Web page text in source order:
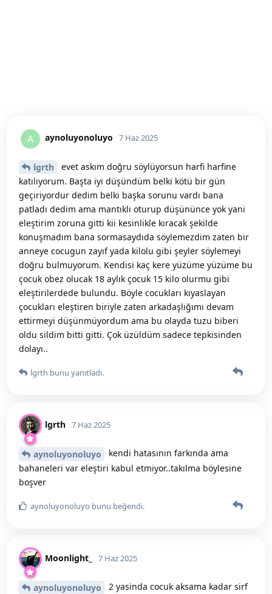
A aynoluyonoluyo 7 Haz 2025
lgrth
evet askım doğru söylüyorsun harfi harfine
katılıyorum. Başta iyi düşündüm belki kötü bir gün
geçiriyordur dedim belki başka sorunu vardı bana
patladı dedim ama mantıklı oturup düşününce yok yani
eleştirim zoruna gitti kii kesinlikle kıracak şekilde
konuşmadım bana sormasaydıda söylemezdim zaten bir
anneye cocugun zayıf yada kilolu gibi şeyler söylemeyi
doğru bulmuyorum. Kendisi kaç kere yüzüme yüzüme bu
çocuk obez olucak 18 aylık çocuk 15 kilo olurmu gibi
eleştirilerdede bulundu. Böyle cocukları kıyaslayan
çocukları eleştiren biriyle zaten arkadaşlığımı devam
ettirmeyi düşünmüyordum ama bu olayda tuzu biberi
oldu sildim bitti gitti. Çok üzüldüm sadece tepkisinden
dolayı..
lgrth bunu yanıtladı.
lgrth 7 Haz 2025
aynoluyonoluyo
kendi hatasının farkında ama
bahaneleri var eleştiri kabul etmiyor..takılma böylesine
boşver
aynoluyonoluyo bunu beğendi.
Moonlight_ 7 Haz 2025
aynoluyonoluyo
2 yasinda cocuk aksama kadar sirf